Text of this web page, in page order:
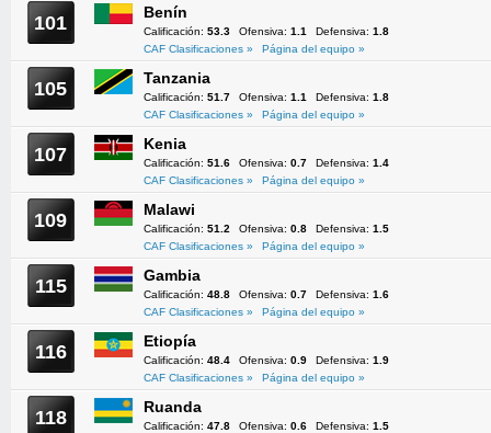
101 Benín
Calificación: 53.3 Ofensiva: 1.1 Defensiva: 1.8
CAF Clasificaciones »
Página del equipo »
105 Tanzania
Calificación: 51.7 Ofensiva: 1.1 Defensiva: 1.8
CAF Clasificaciones »
Página del equipo »
107 Kenia
Calificación: 51.6 Ofensiva: 0.7 Defensiva: 1.4
CAF Clasificaciones »
Página del equipo »
109 Malawi
Calificación: 51.2 Ofensiva: 0.8 Defensiva: 1.5
CAF Clasificaciones »
Página del equipo »
115 Gambia
Calificación: 48.8 Ofensiva: 0.7 Defensiva: 1.6
CAF Clasificaciones »
Página del equipo »
116 Etiopía
Calificación: 48.4 Ofensiva: 0.9 Defensiva: 1.9
CAF Clasificaciones »
Página del equipo »
118 Ruanda
Calificación: 47.8 Ofensiva: 0.6 Defensiva: 1.5